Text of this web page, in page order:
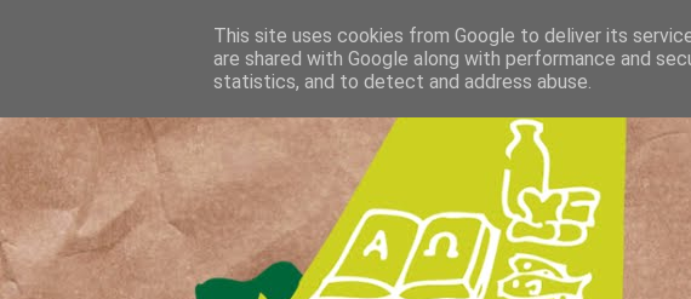
This site uses cookies from Google to deliver its
are shared with Google along with performance and
statistics, and to detect and address abuse.